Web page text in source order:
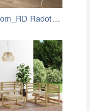
csukas.com_RD Radotin_020.jpg